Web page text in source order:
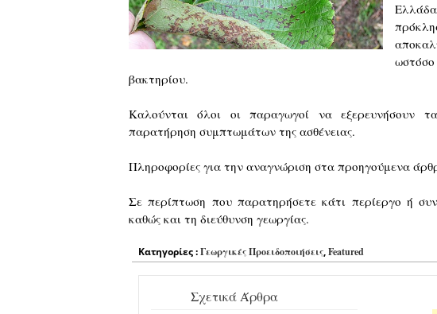
βακτηρίου.
Καλούνται όλοι οι παραγωγοί να εξερευνήσουν
παρατήρηση συμπτωμάτων της ασθένειας.
Πληροφορίες για την αναγνώριση στα προηγούμενα
Σε περίπτωση που παρατηρήσετε κάτι περίεργο ή
καθώς και τη διεύθυνση γεωργίας.
Κατηγορίες :Γεωργικές Προειδοποιήσεις,Featured
Σχετικά Άρθρα